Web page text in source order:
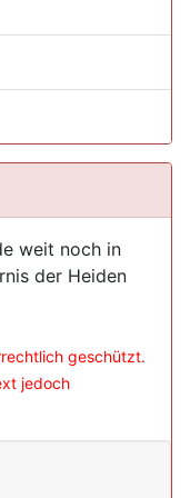
weit noch in
der Heiden
geschützt.
jedoch